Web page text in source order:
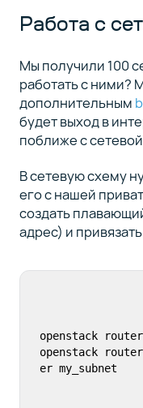
Работа с
Мы получили 100
работать с ними?
дополнительным
будет выход в
поближе с
В сетевую схему
его с нашей
создать
адрес) и
openstack
openstack
er my_subnet